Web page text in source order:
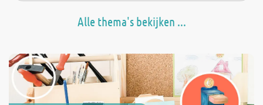
Alle thema's bekijken ...